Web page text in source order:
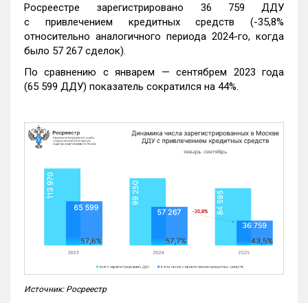
Росреестре зарегистрировано 36 759 ДДУ
с привлечением кредитных средств (-35,8%
относительно аналогичного периода 2024-го, когда
было 57 267 сделок).
По сравнению с январем — сентябрем 2023 года
(65 599 ДДУ) показатель сократился на 44%.
Источник: Росреестр